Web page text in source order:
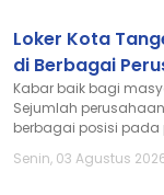
Loker Kota
di Berbagai
Kabar baik bagi
Sejumlah
berbagai posisi pada
Senin, 03 Agustus